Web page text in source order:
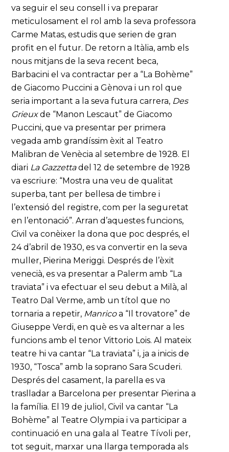
va seguir el seu consell i va preparar
meticulosament el rol amb la seva professora
Carme Matas, estudis que serien de gran
profit en el futur. De retorn a Itàlia, amb els
nous mitjans de la seva recent beca,
Barbacini el va contractar per a “La Bohème”
de Giacomo Puccini a Gènova i un rol que
seria important a la seva futura carrera, Des
Grieuxde “Manon Lescaut” de Giacomo
Puccini, que va presentar per primera
vegada amb grandíssim èxit al Teatro
Malibran de Venècia al setembre de 1928. El
diari La Gazzettadel 12 de setembre de 1928
va escriure: “Mostra una veu de qualitat
superba, tant per bellesa de timbre i
l’extensió del registre, com per la seguretat
en l’entonació”. Arran d’aquestes funcions,
Civil va conèixer la dona que poc després, el
24 d’abril de 1930, es va convertir en la seva
muller, Pierina Meriggi. Després de l’èxit
venecià, es va presentar a Palerm amb “La
traviata” i va efectuar el seu debut a Milà, al
Teatro Dal Verme, amb un títol que no
tornaria a repetir, Manricoa “Il trovatore” de
Giuseppe Verdi, en què es va alternar a les
funcions amb el tenor Vittorio Lois. Al mateix
teatre hi va cantar “La traviata” i, ja a inicis de
1930, “Tosca” amb la soprano Sara Scuderi.
Després del casament, la parella es va
traslladar a Barcelona per presentar Pierina a
la família. El 19 de juliol, Civil va cantar “La
Bohème” al Teatre Olympia i va participar a
continuació en una gala al Teatre Tívoli per,
tot seguit, marxar una llarga temporada als